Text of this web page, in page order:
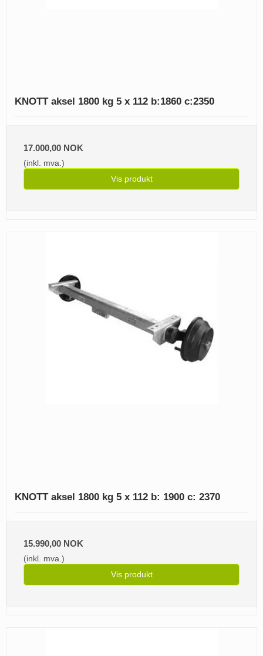
KNOTT aksel 1800 kg 5 x 112 b:1860 c:2350
17.000,00 NOK
(inkl. mva.)
Vis produkt
KNOTT aksel 1800 kg 5 x 112 b: 1900 c: 2370
15.990,00 NOK
(inkl. mva.)
Vis produkt